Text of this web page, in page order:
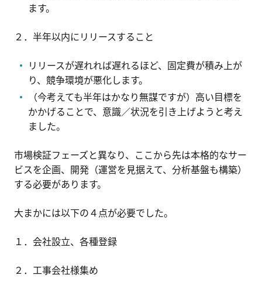
ます。
２．半年以内にリリースすること
リリースが遅れれば遅れるほど、固定費が積み上が
り、競争環境が悪化します。
（今考えても半年はかなり無謀ですが）高い目標を
かかげることで、意識／状況を引き上げようと考え
ました。
市場検証フェーズと異なり、ここから先は本格的なサー
ビスを企画、開発（運営を見据えて、分析基盤も構築）
する必要があります。
大まかには以下の４点が必要でした。
１．会社設立、各種登録
２．工事会社様集め